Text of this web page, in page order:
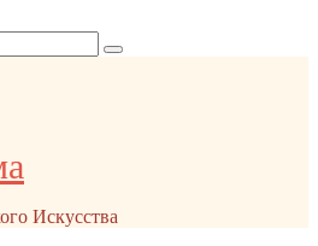
Искусства